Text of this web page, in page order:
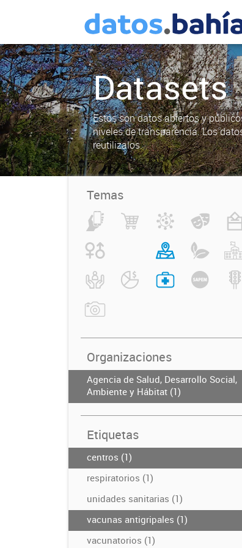
Datasets
Estos son datos abiertos y
niveles de transparencia. Los
reutilizalos.
Temas
Organizaciones
Agencia de Salud, Desarrollo Social,
Ambiente y Hábitat (1)
Etiquetas
centros (1)
respiratorios (1)
unidades sanitarias (1)
vacunas antigripales (1)
vacunatorios (1)